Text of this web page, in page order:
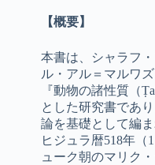
【概要】
本書は、シャラフ
ル・アル＝マルワ
『動物の諸性質（
とした研究書であ
論を基礎として編
ヒジュラ暦518年（
ューク朝のマリク